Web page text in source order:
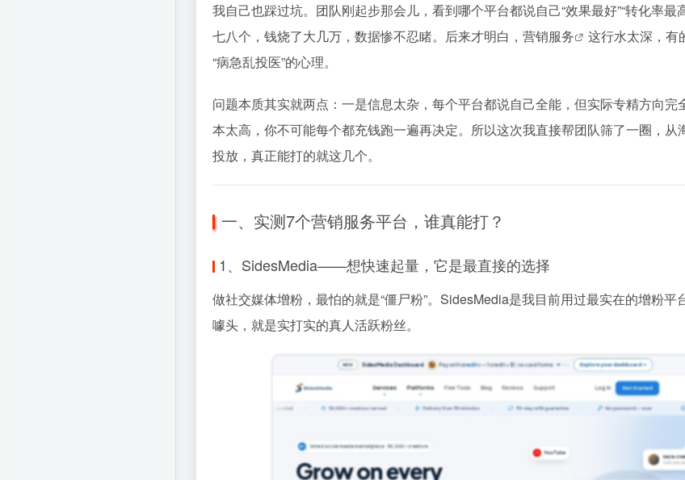
我自己也踩过坑。团队刚起步那会儿，看到哪个平台都说自己“效果最好”“转化率最
七八个，钱烧了大几万，数据惨不忍睹。后来才明白， 营销服务
这行水太深，有
“病急乱投医”的心理。
问题本质其实就两点：一是信息太杂，每个平台都说自己全能，但实际专精方向完
本太高，你不可能每个都充钱跑一遍再决定。所以这次我直接帮团队筛了一圈，从
投放，真正能打的就这几个。
一、实测7个营销服务平台，谁真能打？
1、SidesMedia——想快速起量，它是最直接的选择
做社交媒体增粉，最怕的就是“僵尸粉”。SidesMedia是我目前用过最实在的增粉平
噱头，就是实打实的真人活跃粉丝。